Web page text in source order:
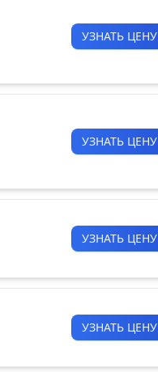
УЗНАТЬ ЦЕНУ
УЗНАТЬ ЦЕНУ
УЗНАТЬ ЦЕНУ
УЗНАТЬ ЦЕНУ